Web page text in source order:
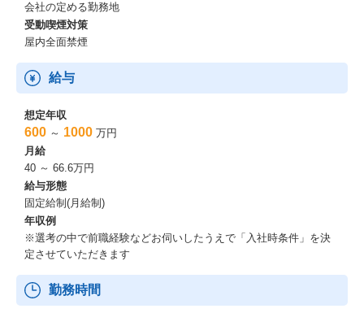
会社の定める勤務地
受動喫煙対策
屋内全面禁煙
給与
想定年収
600 ～ 1000 万円
月給
40 ～ 66.6万円
給与形態
固定給制(月給制)
年収例
※選考の中で前職経験などお伺いしたうえで「入社時条件」を決
定させていただきます
勤務時間